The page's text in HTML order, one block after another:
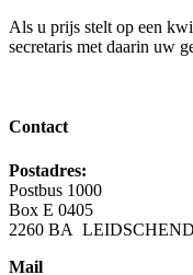
Als u prijs stelt op een
secretaris met daarin uw
Contact
Postadres:
Postbus 1000
Box E 0405
2260 BA
Mail